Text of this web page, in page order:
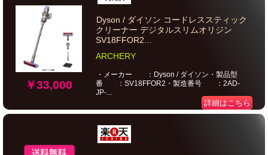
￥33,000
Dyson / ダイソン コードレススティック
クリーナー デジタルスリムオリジン
SV18FFOR2...
ARCHERY
・メーカー ：Dyson / ダイソン・製品型
番 ：SV18FFOR2・製造番号 ：2AD-
JP-...
詳細はこちら